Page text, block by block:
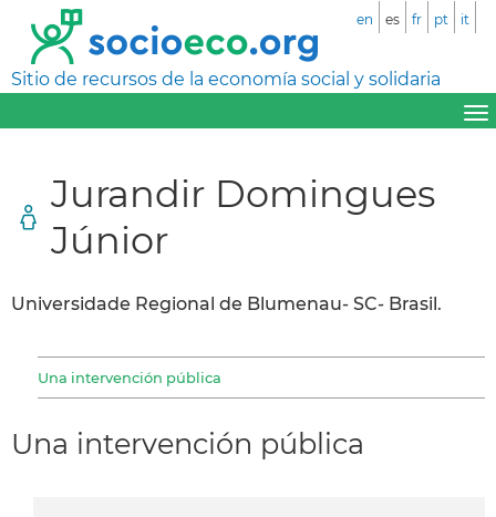
Sitio de recursos de la economía social y solidaria
en es fr pt it
Jurandir Domingues
Júnior
Universidade Regional de Blumenau- SC- Brasil.
Una intervención pública
Una intervención pública